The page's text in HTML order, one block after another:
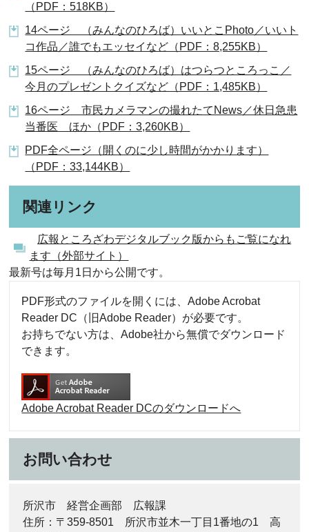
（PDF：518KB）
14ページ （みんなのひろば）いいとこPhoto／いいト
コ作品／誰でもエッセイなど（PDF：8,255KB）
15ページ （みんなのひろば）はつらつところっこ／
今月のプレゼントクイズなど（PDF：1,485KB）
16ページ 市民カメラマンの撮れたてNews／休日急患
当番医 ほか（PDF：3,260KB）
PDF全ページ（開くのに少し時間がかかります）
（PDF：33,144KB）
関連リンク
広報ところざわデジタルブック版からもご覧になれ
ます（外部サイト）
最新号は毎月1日から公開です。
PDF形式のファイルを開くには、Adobe Acrobat
Reader DC（旧Adobe Reader）が必要です。
お持ちでない方は、Adobe社から無償でダウンロード
できます。
Adobe Acrobat Reader DCのダウンロードへ
お問い合わせ
所沢市 経営企画部 広報課
住所：〒359-8501 所沢市並木一丁目1番地の1 高